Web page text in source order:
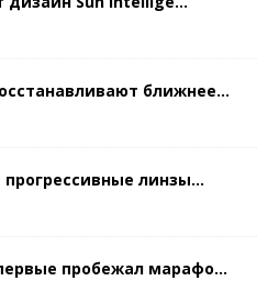
ближнее...
линзы...
пробежал марафо...